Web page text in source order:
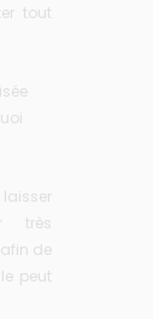
tout
très
de
peut